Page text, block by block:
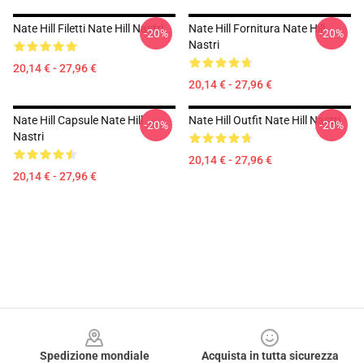
Nate Hill Filetti Nate Hill Nastri
20,14 € - 27,96 €
-20%
Nate Hill Fornitura Nate Hill
Nastri
20,14 € - 27,96 €
-20%
Nate Hill Capsule Nate Hill
Nastri
20,14 € - 27,96 €
-20% Nate Hill Outfit Nate Hill Nastri
20,14 € - 27,96 €
-20%
Spedizione mondiale
Acquista in tutta sicurezza